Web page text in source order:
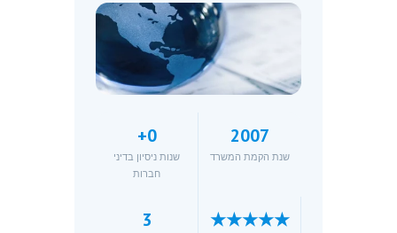
2007
שנת הקמת המשרד
0
+
שנות ניסיון בדיני
חברות
★★★★★
3